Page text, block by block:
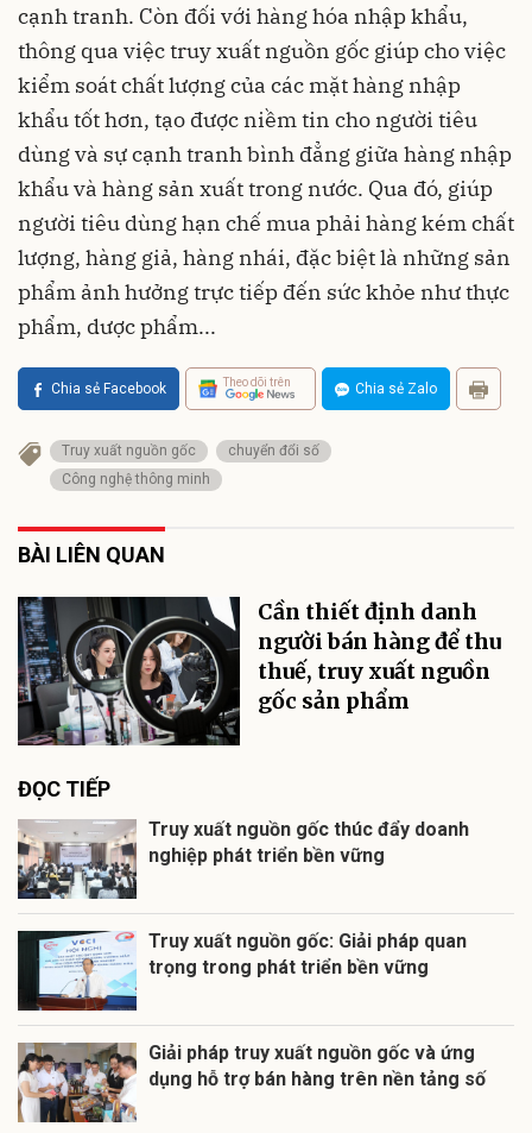
cạnh tranh. Còn đối với hàng hóa nhập khẩu,
thông qua việc truy xuất nguồn gốc giúp cho việc
kiểm soát chất lượng của các mặt hàng nhập
khẩu tốt hơn, tạo được niềm tin cho người tiêu
dùng và sự cạnh tranh bình đẳng giữa hàng nhập
khẩu và hàng sản xuất trong nước. Qua đó, giúp
người tiêu dùng hạn chế mua phải hàng kém chất
lượng, hàng giả, hàng nhái, đặc biệt là những sản
phẩm ảnh hưởng trực tiếp đến sức khỏe như thực
phẩm, dược phẩm...
Chia sẻ Facebook Theo dõi trên Chia sẻ Zalo
Truy xuất nguồn gốc
chuyển đổi số
Công nghệ thông minh
BÀI LIÊN QUAN
Cần thiết định danh
người bán hàng để thu
thuế, truy xuất nguồn
gốc sản phẩm
ĐỌC TIẾP
Truy xuất nguồn gốc thúc đẩy doanh
nghiệp phát triển bền vững
Truy xuất nguồn gốc: Giải pháp quan
trọng trong phát triển bền vững
Giải pháp truy xuất nguồn gốc và ứng
dụng hỗ trợ bán hàng trên nền tảng số